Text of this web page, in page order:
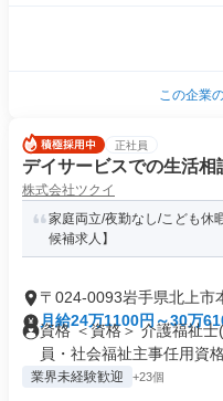
この企業
正社員
デイサービスでの生活相
株式会社ツクイ
家庭両立/夜勤なし/こども休
候補求人】
〒024-0093岩手県北上市
月給24万1100円～30万
資格 ＜資格＞ 介護福祉
員・社会福祉主事任用資格
業界未経験歓迎 +23個